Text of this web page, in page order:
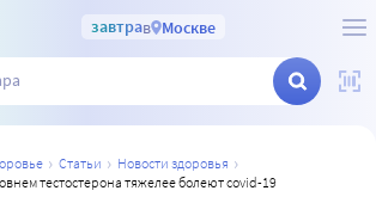
завтрав Москве
статьи
новости здоровья
тестостерона тяжелее болеют covid-19